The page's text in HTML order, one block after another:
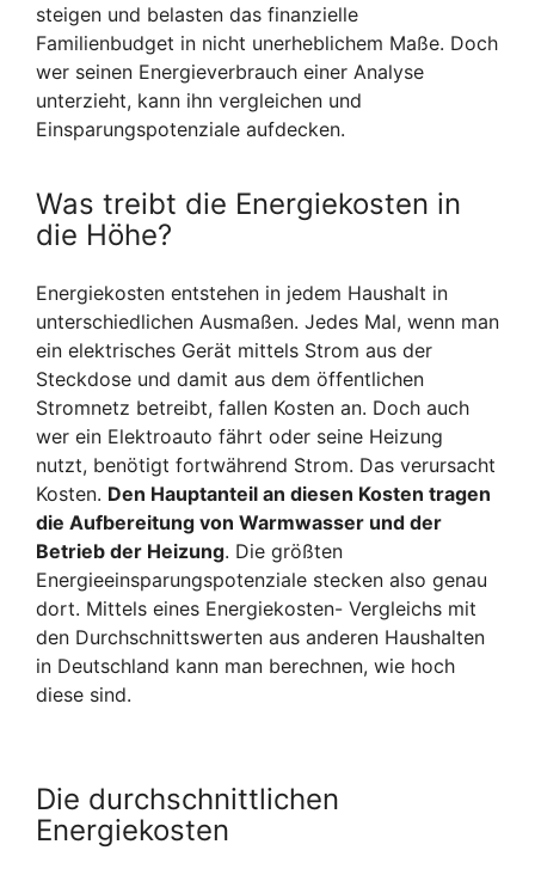
steigen und belasten das finanzielle
Familienbudget in nicht unerheblichem Maße. Doch
wer seinen Energieverbrauch einer Analyse
unterzieht, kann ihn vergleichen und
Einsparungspotenziale aufdecken.
Was treibt die Energiekosten in
die Höhe?
Energiekosten entstehen in jedem Haushalt in
unterschiedlichen Ausmaßen. Jedes Mal, wenn man
ein elektrisches Gerät mittels Strom aus der
Steckdose und damit aus dem öffentlichen
Stromnetz betreibt, fallen Kosten an. Doch auch
wer ein Elektroauto fährt oder seine Heizung
nutzt, benötigt fortwährend Strom. Das verursacht
Kosten. Den Hauptanteil an diesen Kosten tragen
die Aufbereitung von Warmwasser und der
Betrieb der Heizung. Die größten
Energieeinsparungspotenziale stecken also genau
dort. Mittels eines Energiekosten- Vergleichs mit
den Durchschnittswerten aus anderen Haushalten
in Deutschland kann man berechnen, wie hoch
diese sind.
Die durchschnittlichen
Energiekosten